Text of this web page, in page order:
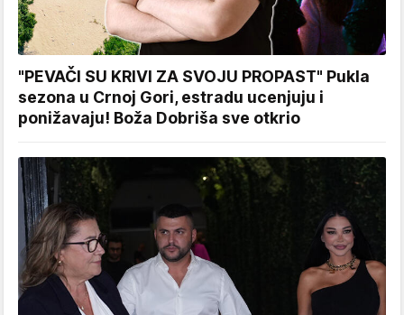
"PEVAČI SU KRIVI ZA SVOJU PROPAST" Pukla
sezona u Crnoj Gori, estradu ucenjuju i
ponižavaju! Boža Dobriša sve otkrio